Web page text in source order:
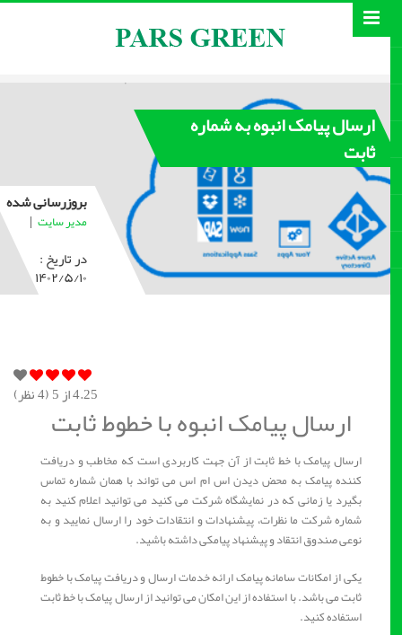
ارسال پیامک انبوه به شماره
ثابت
بروزرسانی شده
مدیر سایت |
در تاریخ :
۱۴۰۲/۵/۱۰
4.25از 5 ( 4نظر)
ارسال پیامک انبوه با خطوط ثابت
ارسال پیامک با خط ثابت از آن جهت کاربردی است که مخاطب و دریافت
کننده پیامک به محض دیدن اس ام اس می تواند با همان شماره تماس
بگیرد یا زمانی که در نمایشگاه شرکت می کنید می توانید اعلام کنید به
شماره شرکت ما نظرات، پیشنهادات و انتقادات خود را ارسال نمایید و به
نوعی صندوق انتقاد و پیشنهاد پیامکی داشته باشید.
یکی از امکانات سامانه پیامک ارائه خدمات ارسال و دریافت پیامک با خطوط
ثابت می باشد. با استفاده از این امکان می توانید از ارسال پیامک با خط ثابت
استفاده کنید.